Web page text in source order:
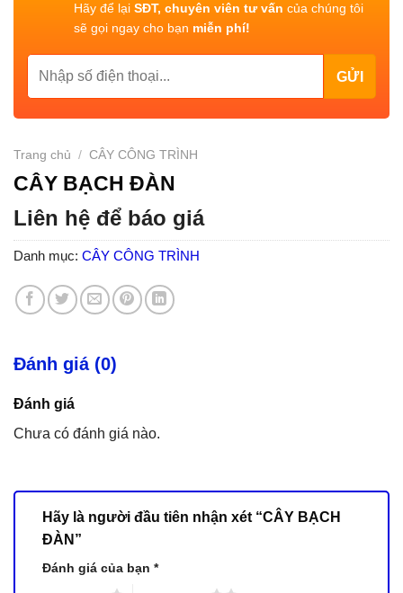
Hãy để lại SĐT, chuyên viên tư vấn của chúng tôi
sẽ gọi ngay cho bạn miễn phí!
Trang chủ / CÂY CÔNG TRÌNH
CÂY BẠCH ĐÀN
Liên hệ để báo giá
Danh mục: CÂY CÔNG TRÌNH
Đánh giá (0)
Đánh giá
Chưa có đánh giá nào.
Hãy là người đầu tiên nhận xét “CÂY BẠCH
ĐÀN”
Đánh giá của bạn *